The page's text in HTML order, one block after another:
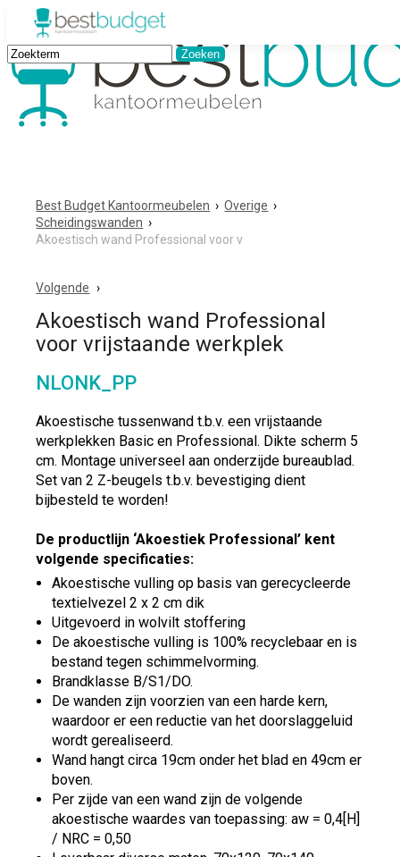
Best Budget Kantoormeubelen › Overige ›
Scheidingswanden ›
Akoestisch wand Professional voor v
Volgende
Akoestisch wand Professional
voor vrijstaande werkplek
NLONK_PP
Akoestische tussenwand t.b.v. een vrijstaande
werkplekken Basic en Professional. Dikte scherm 5
cm. Montage universeel aan onderzijde bureaublad.
Set van 2 Z-beugels t.b.v. bevestiging dient
bijbesteld te worden!
De productlijn ‘Akoestiek Professional’ kent
volgende specificaties:
Akoestische vulling op basis van gerecycleerde
textielvezel 2 x 2 cm dik
Uitgevoerd in wolvilt stoffering
De akoestische vulling is 100% recyclebaar en is
bestand tegen schimmelvorming.
Brandklasse B/S1/DO.
De wanden zijn voorzien van een harde kern,
waardoor er een reductie van het doorslaggeluid
wordt gerealiseerd.
Wand hangt circa 19cm onder het blad en 49cm er
boven.
Per zijde van een wand zijn de volgende
akoestische waardes van toepassing: aw = 0,4[H]
/ NRC = 0,50